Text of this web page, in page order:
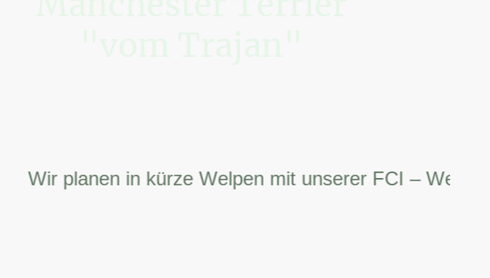
Wir planen in kürze Welpen mit unserer FCI – Weltsiegerin.